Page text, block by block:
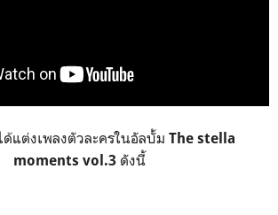
ด้แต่งเพลงตัวละครในอัลบั้ม The stella
moments vol.3 ดังนี้